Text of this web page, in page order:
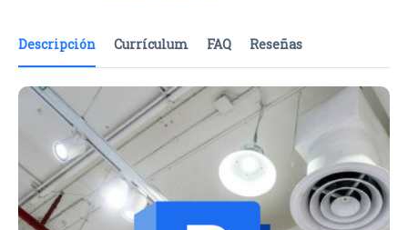
Descripción Currículum FAQ Reseñas